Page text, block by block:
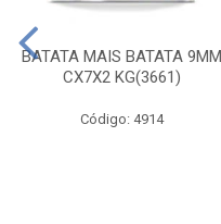
BATATA MAIS BATATA 9MM
CX7X2 KG(3661)
Código: 4914